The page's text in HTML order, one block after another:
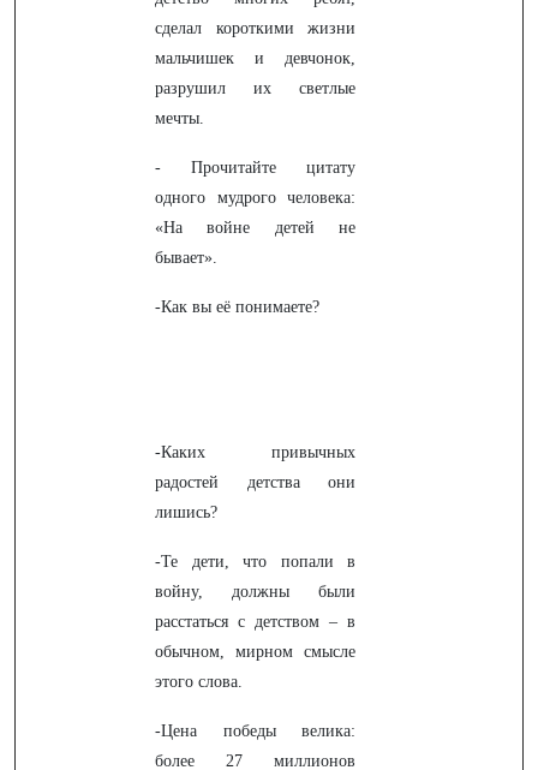
сделал короткими жизни
мальчишек и девчонок,
разрушил их светлые
мечты.
- Прочитайте цитату
одного мудрого человека:
«На войне детей не
бывает».
-Как вы её понимаете?
-Каких привычных
радостей детства они
лишись?
-Те дети, что попали в
войну, должны были
расстаться с детством – в
обычном, мирном смысле
этого слова.
-Цена победы велика:
более 27 миллионов